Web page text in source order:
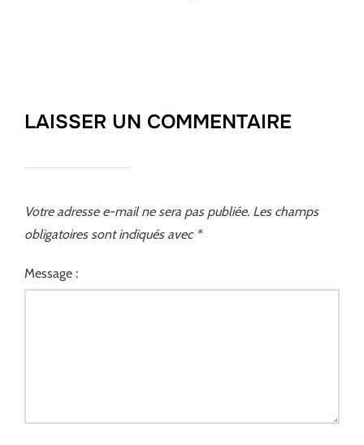
LAISSER UN COMMENTAIRE
Votre adresse e-mail ne sera pas publiée. Les champs
obligatoires sont indiqués avec *
Message :